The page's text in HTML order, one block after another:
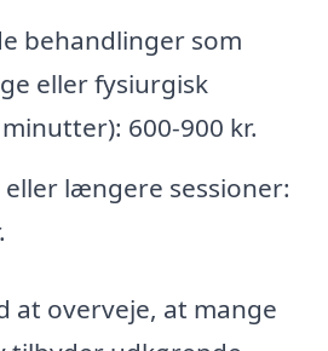
behandlinger som
eller fysiurgisk
600-900 kr.
længere sessioner:
at overveje, at mange